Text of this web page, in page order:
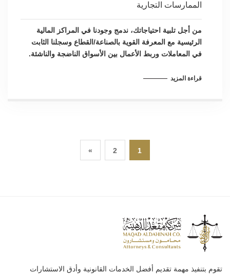
الممارسات التجارية
من أجل تلبية احتياجاتك، ندمج وجودنا في المراكز المالية
الرئيسية مع المعرفة القوية بالصناعة/القطاع وسجلنا الثابت
في المعاملات وربط الأعمال بين الأسواق الناضجة والناشئة.
قراءة المزيد
1
2
»
تقوم بتنفيذ مهمة تقديم أفضل الخدمات القانونية وأدق الاستشارات